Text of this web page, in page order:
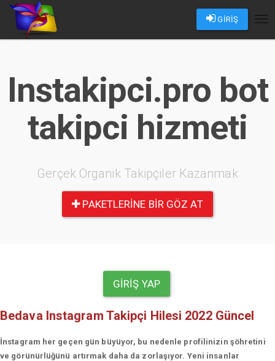
GİRİŞ
Instakipci.pro bot
takipci hizmeti
Gerçek Organik Takipçiler Kazanmak
PAKETLERINE BIR GÖZ AT
GIRIŞ YAP
Bedava Instagram Takipçi Hilesi 2022 Güncel
İnstagram her geçen gün büyüyor, bu nedenle profilinizin şöhretini
ve görünürlüğünü artırmak daha da zorlaşıyor. Yeni insanlar